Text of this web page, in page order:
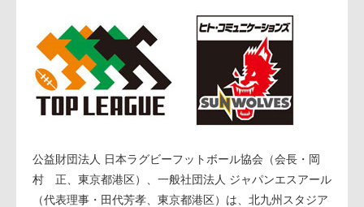
公益財団法人 日本ラグビーフットボール協会（会長・岡
村 正、東京都港区）、一般社団法人 ジャパンエスアール
（代表理事・田代芳孝、東京都港区）は、北九州スタジア